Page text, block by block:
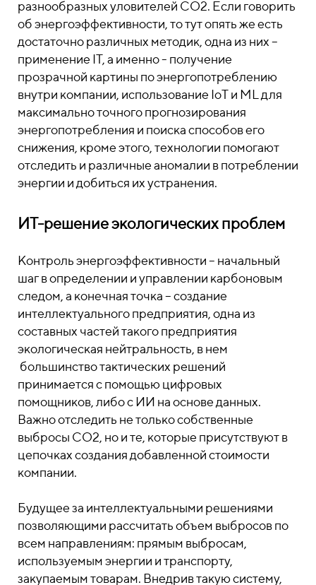
разнообразных уловителей CO2. Если говорить
об энергоэффективности, то тут опять же есть
достаточно различных методик, одна из них –
применение IT, а именно - получение
прозрачной картины по энергопотреблению
внутри компании, использование IoT и ML для
максимально точного прогнозирования
энергопотребления и поиска способов его
снижения, кроме этого, технологии помогают
отследить и различные аномалии в потреблении
энергии и добиться их устранения.
ИТ-решение экологических проблем
Контроль энергоэффективности – начальный
шаг в определении и управлении карбоновым
следом, а конечная точка – создание
интеллектуального предприятия, одна из
составных частей такого предприятия
экологическая нейтральность, в нем
большинство тактических решений
принимается с помощью цифровых
помощников, либо с ИИ на основе данных.
Важно отследить не только собственные
выбросы СО2, но и те, которые присутствуют в
цепочках создания добавленной стоимости
компании.
Будущее за интеллектуальными решениями
позволяющими рассчитать объем выбросов по
всем направлениям: прямым выбросам,
используемым энергии и транспорту,
закупаемым товарам. Внедрив такую систему,